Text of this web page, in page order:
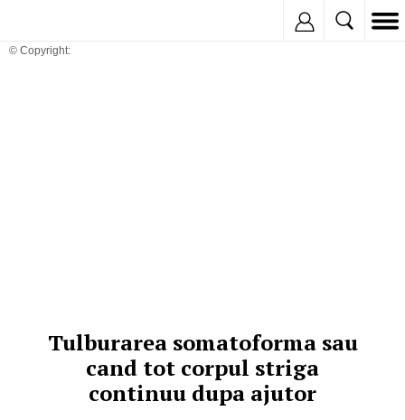
© Copyright:
Tulburarea somatoforma sau
cand tot corpul striga
continuu dupa ajutor